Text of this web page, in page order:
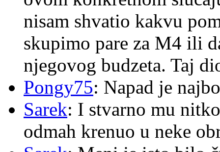
nisam shvatio kakvu
skupimo pare za M4 ili
njegovog budzeta. Taj
Pongy75: Napad je
Sarek: I stvarno mu
odmah krenuo u neke